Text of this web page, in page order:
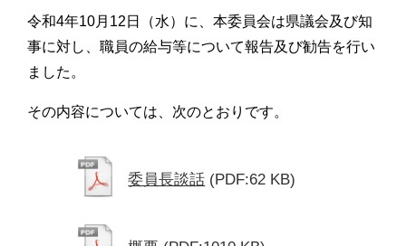
令和4年10月12日（水）に、本委員会は県議会及び知
事に対し、職員の給与等について報告及び勧告を行い
ました。
その内容については、次のとおりです。
委員長談話 (PDF:62 KB)